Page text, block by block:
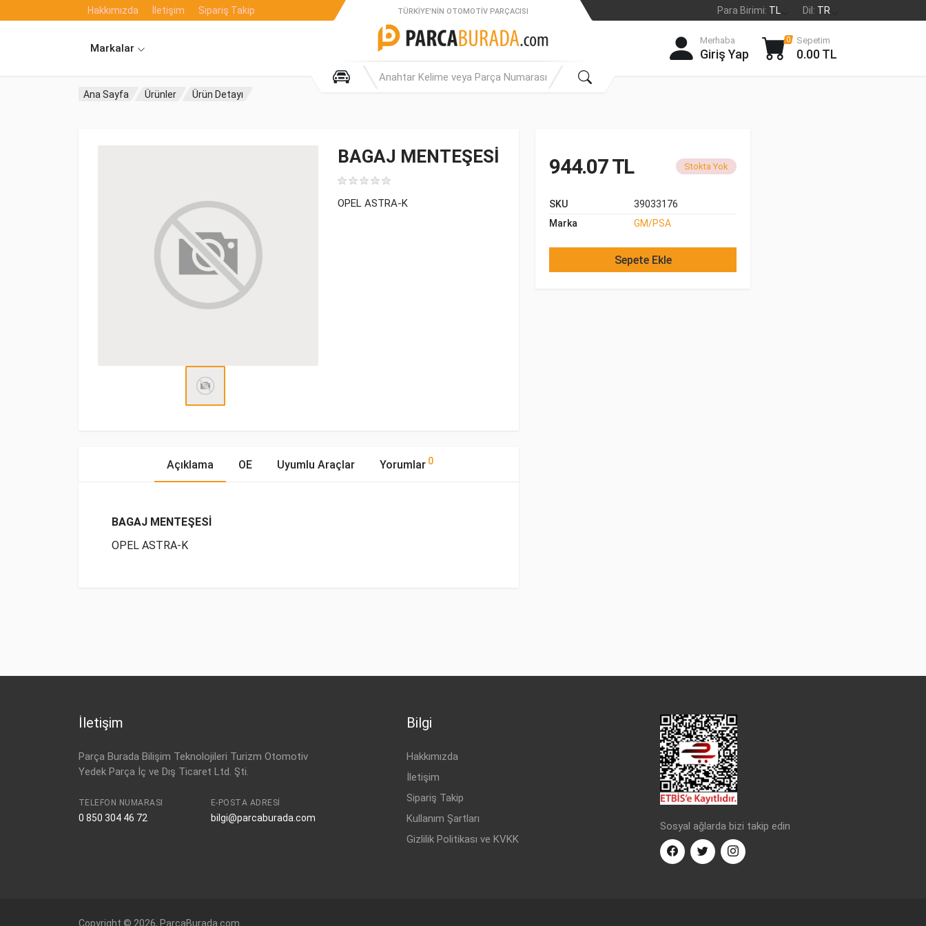
Hakkımızda İletişim Sipariş Takip Para Birimi: TL Dil: TR
Markalar
TÜRKIYE'NIN OTOMOTIV PARÇACISI
Merhaba
Giriş Yap
0 Sepetim
0.00 TL
Ana Sayfa Ürünler Ürün Detayı
BAGAJ MENTEŞESİ
OPEL ASTRA-K
944.07 TL Stokta Yok
SKU
39033176
Marka
GM/PSA
Sepete Ekle
Açıklama OE Uyumlu Araçlar Yorumlar 0
BAGAJ MENTEŞESİ
OPEL ASTRA-K
İletişim
Parça Burada Bilişim Teknolojileri Turizm Otomotiv
Yedek Parça İç ve Dış Ticaret Ltd. Şti.
TELEFON NUMARASI
0 850 304 46 72
E-POSTA ADRESI
bilgi@parcaburada.com
Bilgi
Hakkımızda
İletişim
Sipariş Takip
Kullanım Şartları
Gizlilik Politikası ve KVKK
Sosyal ağlarda bizi takip edin
Copyright © 2026, ParcaBurada.com